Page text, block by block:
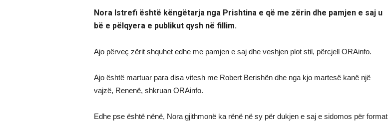
Nora Istrefi është këngëtarja nga Prishtina e që me zërin dhe pamjen e saj u
bë e pëlqyera e publikut qysh në fillim.
Ajo përveç zërit shquhet edhe me pamjen e saj dhe veshjen plot stil, përcjell ORAinfo.
Ajo është martuar para disa vitesh me Robert Berishën dhe nga kjo martesë kanë një
vajzë, Renenë, shkruan ORAinfo.
Edhe pse është nënë, Nora gjithmonë ka rënë në sy për dukjen e saj e sidomos për format